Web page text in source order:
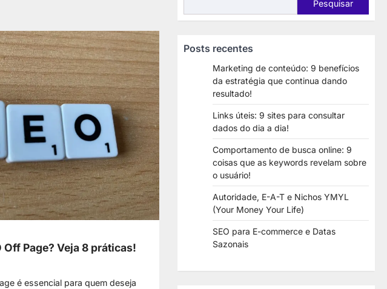
Page? Veja 8 práticas!
é essencial para quem deseja
Pesquisar
Posts recentes
Marketing de conteúdo: 9 benefícios
da estratégia que continua dando
resultado!
Links úteis: 9 sites para consultar
dados do dia a dia!
Comportamento de busca online: 9
coisas que as keywords revelam sobre
o usuário!
Autoridade, E-A-T e Nichos YMYL
(Your Money Your Life)
SEO para E-commerce e Datas
Sazonais